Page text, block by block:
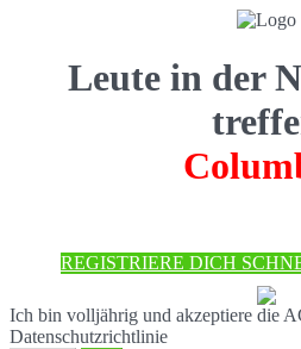
Leute in der
REGISTRIERE DICH
Ich bin volljährig und akzeptiere die
Datenschutzrichtlinie